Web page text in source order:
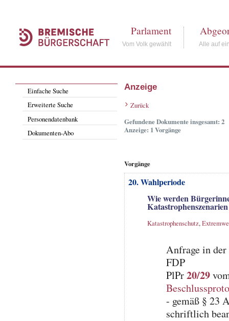
Parlament
Vom Volk gewählt Alle auf
Einfache Suche
Erweiterte Suche
Personendatenbank
Dokumenten-Abo
Anzeige
Zurück
Gefundene Dokumente insgesamt: 2
Anzeige: 1 Vorgänge
Vorgänge
20. Wahlperiode
Wie werden
Katastrophenschutz,
Anfrage in
FDP
PlPr20/29
- gemäß § 23
schriftlich